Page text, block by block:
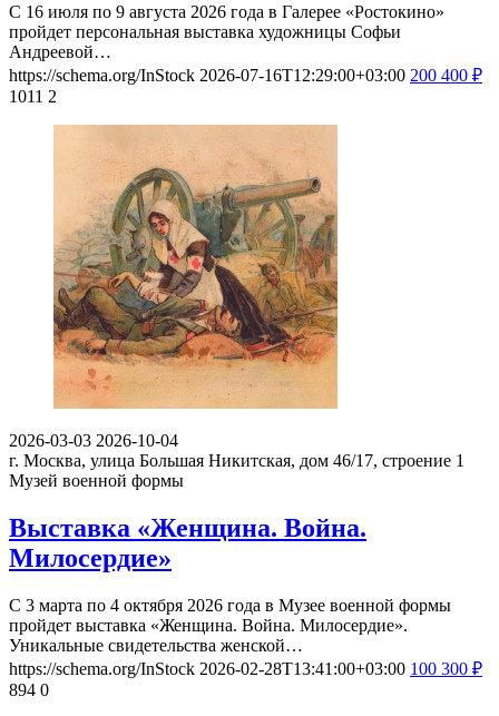
С 16 июля по 9 августа 2026 года в Галерее «Ростокино»
пройдет персональная выставка художницы Софьи
Андреевой…
https://schema.org/InStock 2026-07-16T12:29:00+03:00 200 400 ₽
1011 2
2026-03-03 2026-10-04
г. Москва, улица Большая Никитская, дом 46/17, строение 1
Музей военной формы
Выставка «Женщина. Война.
Милосердие»
С 3 марта по 4 октября 2026 года в Музее военной формы
пройдет выставка «Женщина. Война. Милосердие».
Уникальные свидетельства женской…
https://schema.org/InStock 2026-02-28T13:41:00+03:00 100 300 ₽
894 0